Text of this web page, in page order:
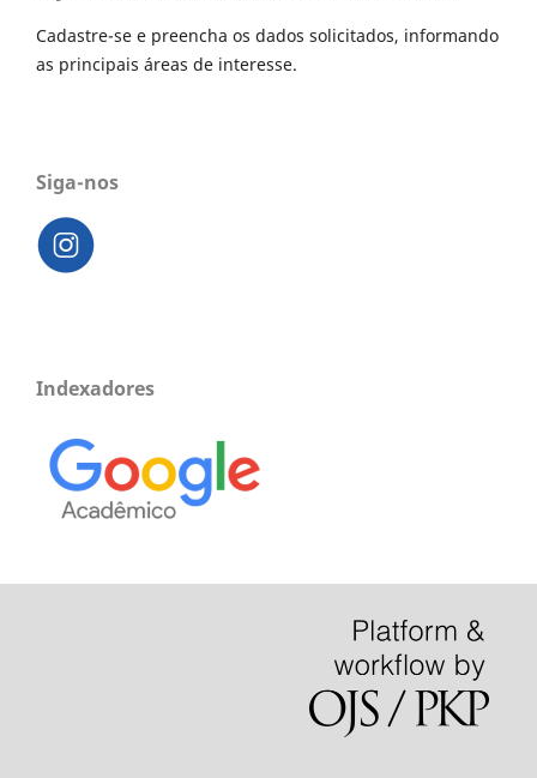
Cadastre-se e preencha os dados solicitados, informando
as principais áreas de interesse.
Siga-nos
Indexadores